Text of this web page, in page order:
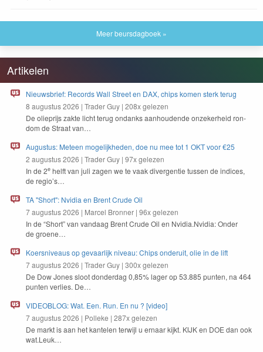
Meer beursdagboek »
Artikelen
Nieuwsbrief: Records Wall Street en DAX, chips komen sterk terug
8 augustus 2026 | Trader Guy | 208x gelezen
De oliepri­js zak­te licht terug ondanks aan­houdende onzek­er­heid ron­
dom de Straat van…
Augustus: Meteen mogelijkheden, doe nu mee tot 1 OKT voor €25
2 augustus 2026 | Trader Guy | 97x gelezen
In de 2e helft van juli zagen we te vaak diver­gen­tie tussen de indices,
de regio’s…
TA "Short": Nvidia en Brent Crude Oil
7 augustus 2026 | Marcel Bronner | 96x gelezen
In de “Short” van van­daag Brent Crude Oil en Nvidia.Nvidia: Onder
de groene…
Koersniveaus op gevaarlijk niveau: Chips onderuit, olie in de lift
7 augustus 2026 | Trader Guy | 300x gelezen
De Dow Jones sloot don­derdag 0,85% lager op53.885 pun­ten, na 464
pun­ten ver­lies. De…
VIDEOBLOG: Wat. Een. Run. En nu ? [video]
7 augustus 2026 | Polleke | 287x gelezen
De markt is aan het kan­te­len ter­wi­jl u ernaar kijkt. KIJKen DOE dan ook
wat.Leuk…